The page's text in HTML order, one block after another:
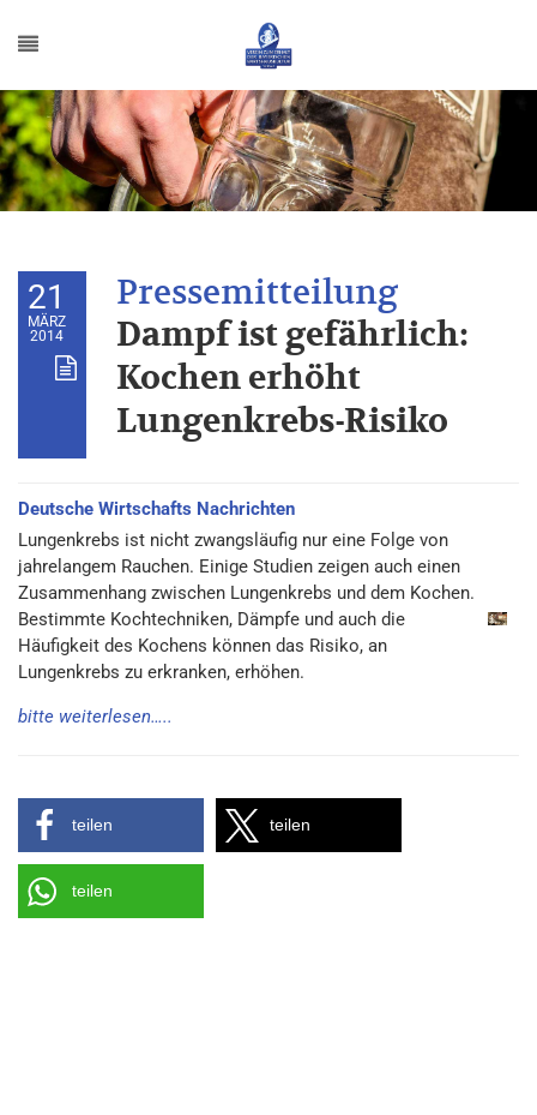
21
MÄRZ
2014
Dampf ist gefährlich:
Kochen erhöht
Lungenkrebs-Risiko
Deutsche Wirtschafts Nachrichten
Lungenkrebs ist nicht zwangsläufig nur eine Folge von
jahrelangem Rauchen. Einige Studien zeigen auch einen
Zusammenhang zwischen Lungenkrebs und dem Kochen.
Bestimmte Kochtechniken, Dämpfe und auch die
Häufigkeit des Kochens können das Risiko, an
Lungenkrebs zu erkranken, erhöhen.
bitte weiterlesen…..
teilen teilen
teilen